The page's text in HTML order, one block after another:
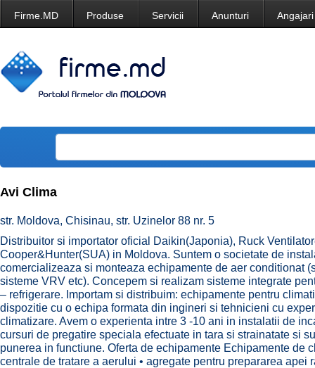
Firme.MD Produse Servicii Anunturi Angajari
Avi Clima
str. Moldova, Chisinau, str. Uzinelor 88 nr. 5
Distribuitor si importator oficial Daikin(Japonia), Ruck
Cooper&Hunter(SUA) in Moldova. Suntem o societate de
comercializeaza si monteaza echipamente de aer conditionat
sisteme VRV etc). Concepem si realizam sisteme integrate
– refrigerare. Importam si distribuim: echipamente pentru
dispozitie cu o echipa formata din ingineri si tehnicieni cu
climatizare. Avem o experienta intre 3 -10 ani in instalatii de
cursuri de pregatire speciala efectuate in tara si strainatate si
punerea in functiune. Oferta de echipamente Echipamente de
centrale de tratare a aerului • agregate pentru prepararea apei